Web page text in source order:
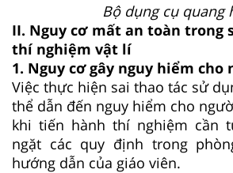
Bộ dụng cụ quang
II. Nguy cơ mất an toàn trong
thí nghiệm vật lí
1. Nguy cơ gây nguy hiểm cho
Việc thực hiện sai thao tác sử
thể dẫn đến nguy hiểm cho
khi tiến hành thí nghiệm cần
ngặt các quy định trong
hướng dẫn của giáo viên.